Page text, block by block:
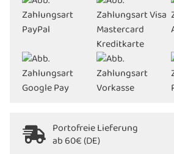
Portofreie Lieferung
ab 60€ (DE)